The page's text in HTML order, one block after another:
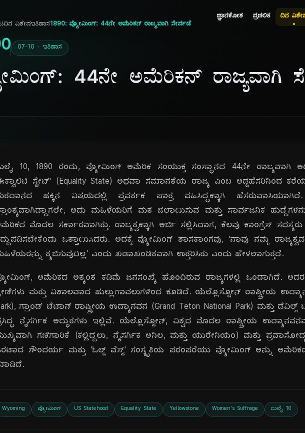
ಜ್ಞಾನಕೋಶ ಪ್ರಚಲಿತ ದಿನ
ದಿನ ವಿಶೇಷಇತಿಹಾಸ1890: ವ್ಯೋಮಿಂಗ್: 44ನೇ ಅಮೆರಿಕನ್ ರಾಜ್ಯವಾಗಿ ಸೇರ್ಪಡೆ
07-10 · ಇತಿಹಾಸ
44ನೇ ಅಮೆರಿಕನ್ ರಾಜ್ಯವಾಗಿ
10, 1890 ರಂದು, ವ್ಯೋಮಿಂಗ್ ಅಮೆರಿಕ ಸಂಯುಕ್ತ ಸಂಸ್ಥಾನದ 44ನೇ ರಾಜ್ಯವಾಗಿ
ಸ್ಟೇಟ್' (Equality State) ಅಥವಾ ಸಮಾನತೆಯ ರಾಜ್ಯ ಎಂಬ ಅಡ್ಡಹೆಸರಿನಿಂದ
ಹಕ್ಕಿನ ವಿಷಯದಲ್ಲಿ ಪ್ರವರ್ತಕ ಪಾತ್ರ ವಹಿಸಿದ್ದಕ್ಕಾಗಿ
ಅದು ಮಹಿಳೆಯರಿಗೆ ಮತ ಚಲಾಯಿಸುವ ಮತ್ತು ಸಾರ್ವಜನಿಕ
ಮೊದಲ ಸರ್ಕಾರವಾಗಿತ್ತು. ರಾಜ್ಯತ್ವಕ್ಕಾಗಿ ಅರ್ಜಿ ಸಲ್ಲಿಸಿದಾಗ, ಕೆಲವು ಕಾಂಗ್ರೆಸ್
ಒತ್ತಾಯಿಸಿದರು. ಅದಕ್ಕೆ ವ್ಯೋಮಿಂಗ್ ಶಾಸಕಾಂಗವು, 'ನಾವು ನಮ್ಮ
ತ್ಯಜಿಸುವುದಿಲ್ಲ' ಎಂದು ಖಡಾಖಂಡಿತವಾಗಿ ಉತ್ತರಿಸಿತು ಎಂದು ಹೇಳಲಾಗುತ್ತದೆ.
ಅಮೆರಿಕದ ಅತ್ಯಂತ ಕಡಿಮೆ ಜನಸಂಖ್ಯೆ ಹೊಂದಿರುವ ರಾಜ್ಯಗಳಲ್ಲಿ ಒಂದಾಗಿದೆ. ಅದರ
ಮತ್ತು ವಿಶಾಲವಾದ ಹುಲ್ಲುಗಾವಲುಗಳಿಂದ ಕೂಡಿದೆ. ಯೆಲ್ಲೊಸ್ಟೋನ್ ರಾಷ್ಟ್ರೀಯ
ಗ್ರಾಂಡ್ ಟೆಟಾನ್ ರಾಷ್ಟ್ರೀಯ ಉದ್ಯಾನವನ (Grand Teton National Park) ಮತ್ತು
ನೈಸರ್ಗಿಕ ಅದ್ಭುತಗಳು ಇಲ್ಲಿವೆ. ಯೆಲ್ಲೊಸ್ಟೋನ್, ವಿಶ್ವದ ಮೊದಲ ರಾಷ್ಟ್ರೀಯ
ಗಣಿಗಾರಿಕೆ (ಕಲ್ಲಿದ್ದಲು, ನೈಸರ್ಗಿಕ ಅನಿಲ, ಮತ್ತು ಯುರೇನಿಯಂ) ಮತ್ತು
ಸೌಂದರ್ಯ ಮತ್ತು 'ಓಲ್ಡ್ ವೆಸ್ಟ್' ಸಂಸ್ಕೃತಿಯ ಪರಂಪರೆಯು ವ್ಯೋಮಿಂಗ್ ಅನ್ನು ಅಮೆರಿಕದ
Wyoming ವ್ಯೋಮಿಂಗ್ US Statehood Equality State Yellowstone Women's Suffrage ಜುಲೈ 10